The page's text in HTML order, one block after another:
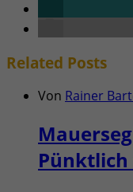
Related Posts
Von Rainer
Pünktlich